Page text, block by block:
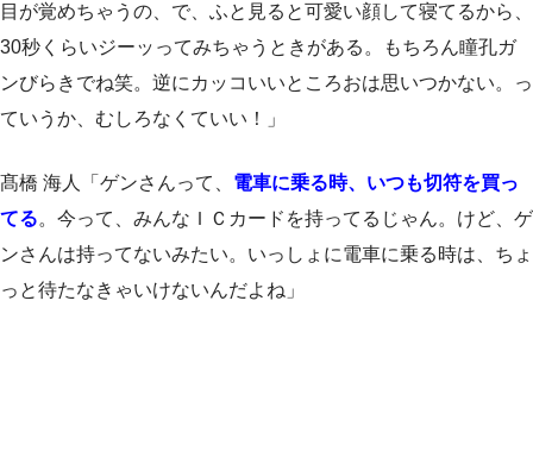
目が覚めちゃうの、で、ふと見ると可愛い顔して寝てるから、
30秒くらいジーッってみちゃうときがある。もちろん瞳孔ガ
ンびらきでね笑。逆にカッコいいところおは思いつかない。っ
ていうか、むしろなくていい！」
髙橋 海人「ゲンさんって、 電車に乗る時、いつも切符を買っ
てる。今って、みんなＩＣカードを持ってるじゃん。けど、ゲ
ンさんは持ってないみたい。いっしょに電車に乗る時は、ちょ
っと待たなきゃいけないんだよね」